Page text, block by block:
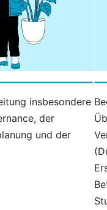
insbesondere
der
und der